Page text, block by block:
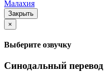
Малахия
Закрыть
×
Выберите озвучку
Синодальный перевод